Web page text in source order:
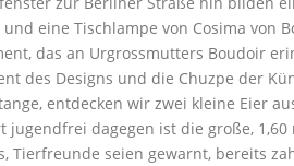
und eine Tischlampe von Cosima von
das an Urgrossmutters Boudoir
des Designs und die Chuzpe der
entdecken wir zwei kleine Eier
jugendfrei dagegen ist die große,
Tierfreunde seien gewarnt, bereits